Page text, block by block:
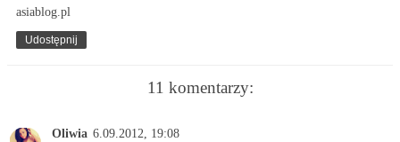
asiablog.pl
Udostępnij
11 komentarzy:
Oliwia 6.09.2012, 19:08